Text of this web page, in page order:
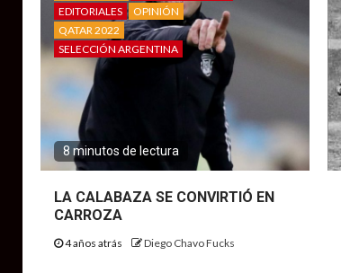
EDITORIALES
OPINIÓN
QATAR 2022
SELECCIÓN ARGENTINA
8 minutos de lectura
LA CALABAZA SE CONVIRTIÓ EN
CARROZA
4 años atrás Diego Chavo Fucks